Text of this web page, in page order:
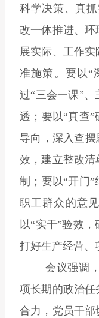
科学决策、真
改一体推进、
展实际、工作
准施策。要以“
过“三会一课”、
透 ；要以“真查”
导向，深入查
效，建立整改
制；要以“开门”
职工群众的意
以“实干”验效，
打好生产经营、
会议强调
项长期的政治
合力，党员干